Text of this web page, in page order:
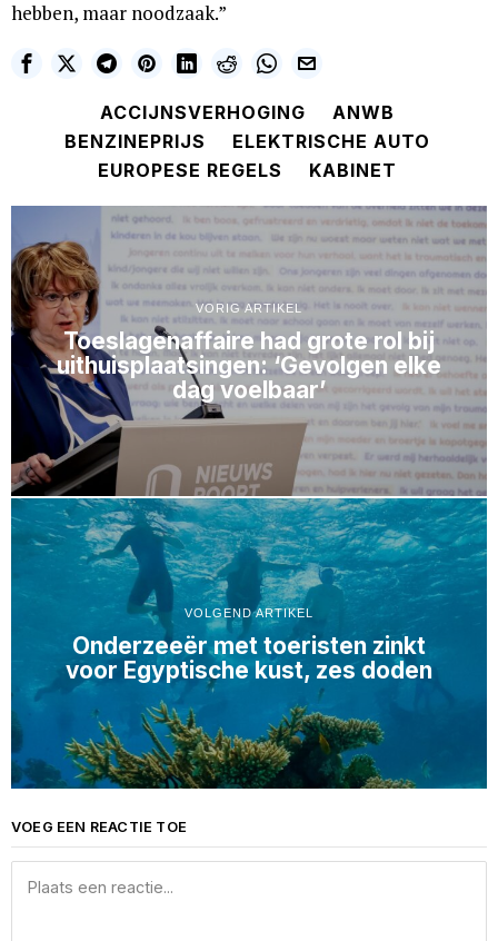
hebben, maar noodzaak.”
ACCIJNSVERHOGING
ANWB
BENZINEPRIJS
ELEKTRISCHE AUTO
EUROPESE REGELS
KABINET
VORIG ARTIKEL
Toeslagenaffaire had grote rol bij
uithuisplaatsingen: ‘Gevolgen elke
dag voelbaar’
VOLGEND ARTIKEL
Onderzeeër met toeristen zinkt
voor Egyptische kust, zes doden
VOEG EEN REACTIE TOE